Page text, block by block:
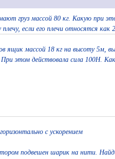
груз массой 80 кг. Какую при
если его плечи относятся как
ящик массой 18 кг на высоту 5м,
этом действовала сила 100Н.
с уско­рением
подвешен шарик на нити.